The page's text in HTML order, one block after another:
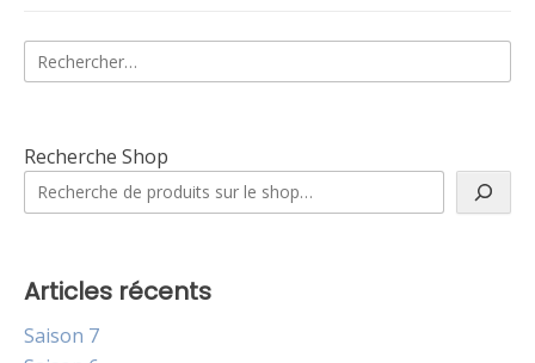
Rechercher :
Recherche Shop
Articles récents
Saison 7